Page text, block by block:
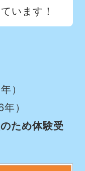
います！
）
）
ため体験受